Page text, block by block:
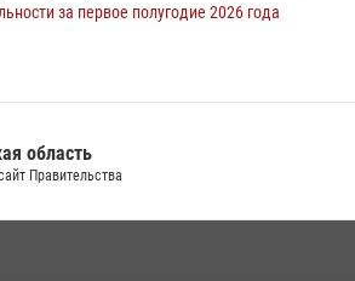
за первое полугодие 2026 года
область
Правительства